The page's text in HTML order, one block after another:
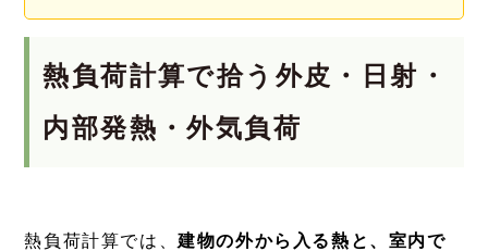
熱負荷計算で拾う外皮・日射・
内部発熱・外気負荷
熱負荷計算では、建物の外から入る熱と、室内で